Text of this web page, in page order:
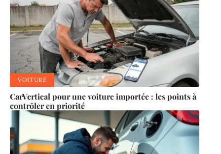
VOITURE
CarVertical pour une voiture importée : les points à
contrôler en priorité